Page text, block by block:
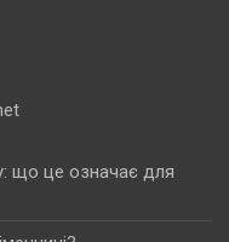
що це означає для